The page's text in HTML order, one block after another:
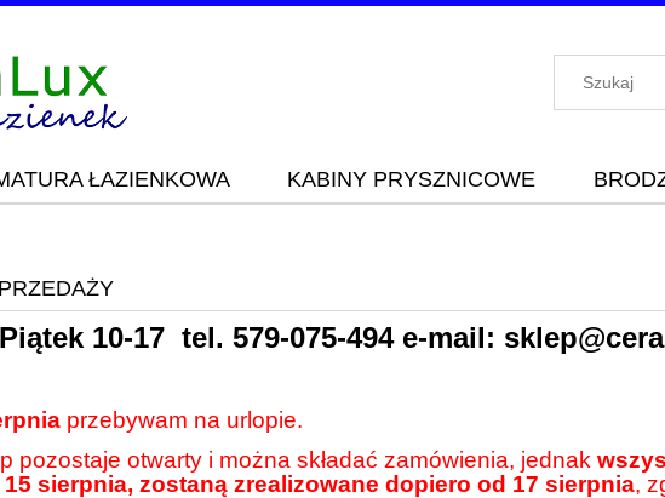
ŁAZIENKOWA KABINY PRYSZNICOWE
10-17 tel. 579-075-494e-mail:
przebywam na urlopie.
pozostaje otwarty i można składać zamówienia, jednak
sierpnia, zostaną zrealizowane dopiero od 17 sierpnia,